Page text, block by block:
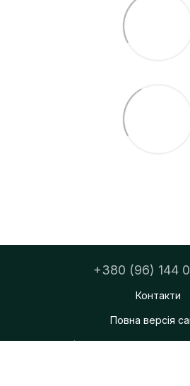
+380 (96) 144
Контакти
Повна версія
ФОП Тацюк Дмитро